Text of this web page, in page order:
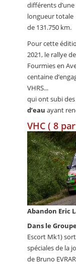
différents d’une
longueur totale
de 131.750 km.
Pour cette
2021, le rallye de
Fourmies en
centaine
VHRS...
qui ont subi
d’eau ayant
VHC ( 8
Abandon Eric
Dans le
Escort Mk1)
spéciales de la
de Bruno